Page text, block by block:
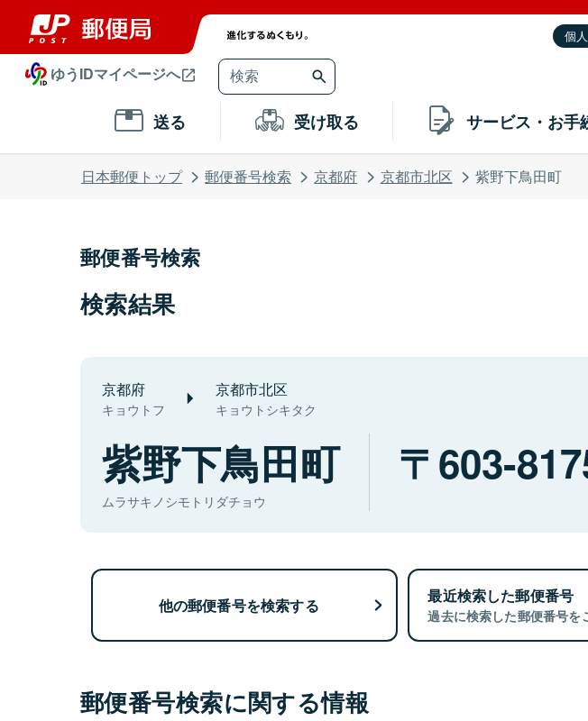
個人
ゆうIDマイページへ
送る 受け取る サービス・お手
日本郵便トップ 郵便番号検索 京都府 京都市北区 紫野下鳥田町
郵便番号検索
検索結果
京都府
キョウトフ
京都市北区
キョウトシキタク
紫野下鳥田町
ムラサキノシモトリダチョウ
603-
他の郵便番号を検索する 最近検索した郵便番号
過去に検索した郵便番号を
郵便番号検索に関する情報